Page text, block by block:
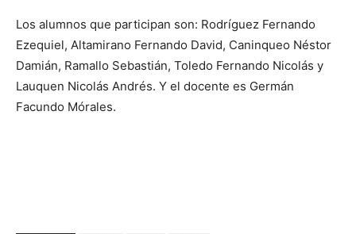
Los alumnos que participan son: Rodríguez Fernando
Ezequiel, Altamirano Fernando David, Caninqueo Néstor
Damián, Ramallo Sebastián, Toledo Fernando Nicolás y
Lauquen Nicolás Andrés. Y el docente es Germán
Facundo Mórales.